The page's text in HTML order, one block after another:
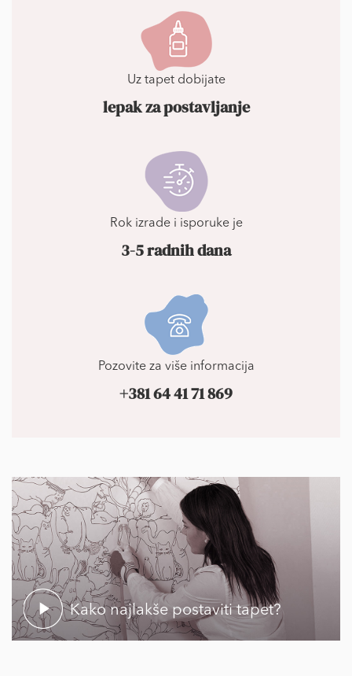
Uz tapet dobijate
lepak za postavljanje
Rok izrade i isporuke je
3-5 radnih dana
Pozovite za više informacija
+381 64 41 71 869
Kako najlakše postaviti tapet?